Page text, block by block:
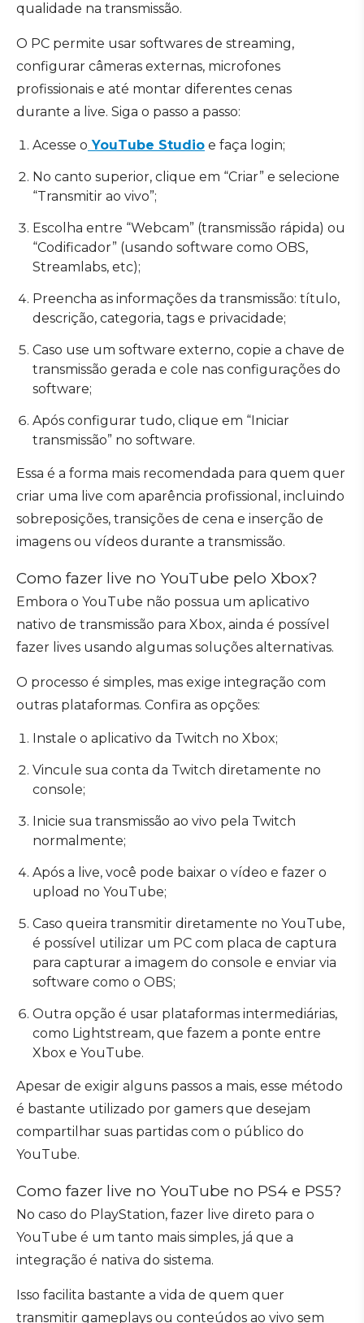
qualidade na transmissão.
O PC permite usar softwares de streaming,
configurar câmeras externas, microfones
profissionais e até montar diferentes cenas
durante a live. Siga o passo a passo:
Acesse o YouTube Studio e faça login;
No canto superior, clique em “Criar” e selecione
“Transmitir ao vivo”;
Escolha entre “Webcam” (transmissão rápida) ou
“Codificador” (usando software como OBS,
Streamlabs, etc);
Preencha as informações da transmissão: título,
descrição, categoria, tags e privacidade;
Caso use um software externo, copie a chave de
transmissão gerada e cole nas configurações do
software;
Após configurar tudo, clique em “Iniciar
transmissão” no software.
Essa é a forma mais recomendada para quem quer
criar uma live com aparência profissional, incluindo
sobreposições, transições de cena e inserção de
imagens ou vídeos durante a transmissão.
Como fazer live no YouTube pelo Xbox?
Embora o YouTube não possua um aplicativo
nativo de transmissão para Xbox, ainda é possível
fazer lives usando algumas soluções alternativas.
O processo é simples, mas exige integração com
outras plataformas. Confira as opções:
Instale o aplicativo da Twitch no Xbox;
Vincule sua conta da Twitch diretamente no
console;
Inicie sua transmissão ao vivo pela Twitch
normalmente;
Após a live, você pode baixar o vídeo e fazer o
upload no YouTube;
Caso queira transmitir diretamente no YouTube,
é possível utilizar um PC com placa de captura
para capturar a imagem do console e enviar via
software como o OBS;
Outra opção é usar plataformas intermediárias,
como Lightstream, que fazem a ponte entre
Xbox e YouTube.
Apesar de exigir alguns passos a mais, esse método
é bastante utilizado por gamers que desejam
compartilhar suas partidas com o público do
YouTube.
Como fazer live no YouTube no PS4 e PS5?
No caso do PlayStation, fazer live direto para o
YouTube é um tanto mais simples, já que a
integração é nativa do sistema.
Isso facilita bastante a vida de quem quer
transmitir gameplays ou conteúdos ao vivo sem